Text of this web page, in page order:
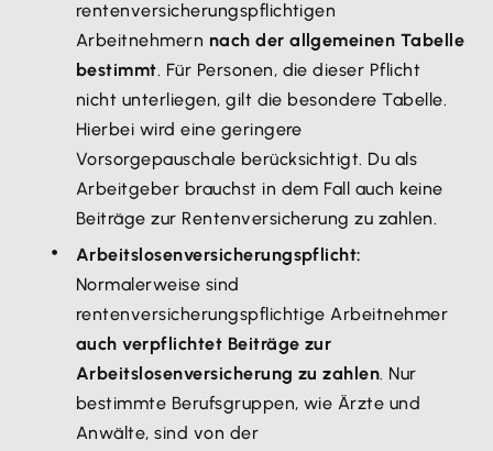
rentenversicherungspflichtigen
Arbeitnehmern nach der allgemeinen Tabelle
bestimmt. Für Personen, die dieser Pflicht
nicht unterliegen, gilt die besondere Tabelle.
Hierbei wird eine geringere
Vorsorgepauschale berücksichtigt. Du als
Arbeitgeber brauchst in dem Fall auch keine
Beiträge zur Rentenversicherung zu zahlen.
Arbeitslosenversicherungspflicht:
Normalerweise sind
rentenversicherungspflichtige Arbeitnehmer
auch verpflichtet Beiträge zur
Arbeitslosenversicherung zu zahlen. Nur
bestimmte Berufsgruppen, wie Ärzte und
Anwälte, sind von der